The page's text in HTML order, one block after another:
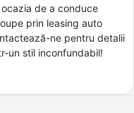
de a conduce
prin leasing auto
ne pentru detalii
un stil inconfundabil!